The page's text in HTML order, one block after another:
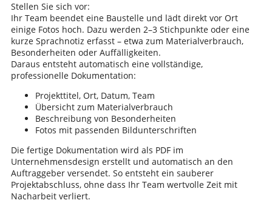
Stellen Sie sich vor:
Ihr Team beendet eine Baustelle und lädt direkt vor Ort
einige Fotos hoch. Dazu werden 2–3 Stichpunkte oder eine
kurze Sprachnotiz erfasst – etwa zum Materialverbrauch,
Besonderheiten oder Auffälligkeiten.
Daraus entsteht automatisch eine vollständige,
professionelle Dokumentation:
Projekttitel, Ort, Datum, Team
Übersicht zum Materialverbrauch
Beschreibung von Besonderheiten
Fotos mit passenden Bildunterschriften
Die fertige Dokumentation wird als PDF im
Unternehmensdesign erstellt und automatisch an den
Auftraggeber versendet. So entsteht ein sauberer
Projektabschluss, ohne dass Ihr Team wertvolle Zeit mit
Nacharbeit verliert.